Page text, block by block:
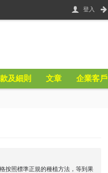
登入
及細則 文章 企業客戶
按照標準正規的種植方法，等到果